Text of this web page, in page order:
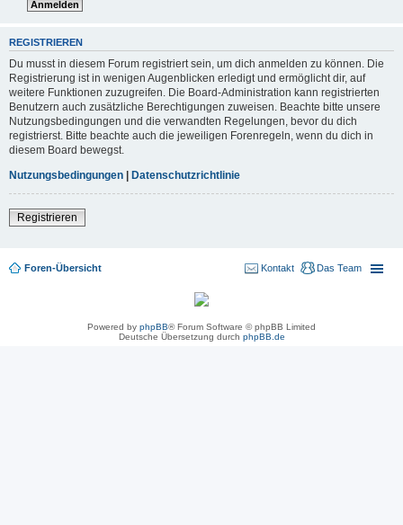
REGISTRIEREN
Du musst in diesem Forum registriert sein, um dich anmelden zu können. Die
Registrierung ist in wenigen Augenblicken erledigt und ermöglicht dir, auf
weitere Funktionen zuzugreifen. Die Board-Administration kann registrierten
Benutzern auch zusätzliche Berechtigungen zuweisen. Beachte bitte unsere
Nutzungsbedingungen und die verwandten Regelungen, bevor du dich
registrierst. Bitte beachte auch die jeweiligen Forenregeln, wenn du dich in
diesem Board bewegst.
Nutzungsbedingungen | Datenschutzrichtlinie
Registrieren
Foren-Übersicht Das Team
Kontakt
Powered by phpBB® Forum Software © phpBB Limited
Deutsche Übersetzung durch phpBB.de